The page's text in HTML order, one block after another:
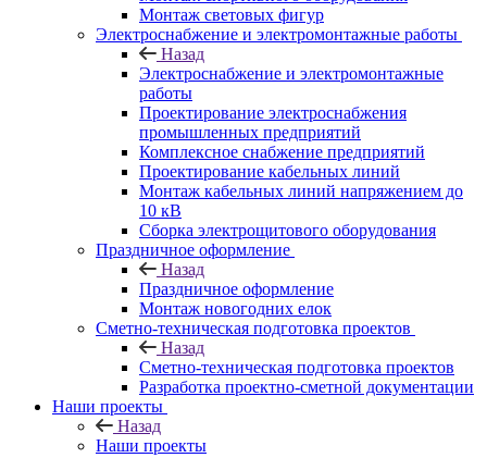
Монтаж световых фигур
Электроснабжение и электромонтажные работы
Назад
Электроснабжение и электромонтажные
работы
Проектирование электроснабжения
промышленных предприятий
Комплексное снабжение предприятий
Проектирование кабельных линий
Монтаж кабельных линий напряжением до
10 кВ
Сборка электрощитового оборудования
Праздничное оформление
Назад
Праздничное оформление
Монтаж новогодних елок
Сметно-техническая подготовка проектов
Назад
Сметно-техническая подготовка проектов
Разработка проектно-сметной документации
Наши проекты
Назад
Наши проекты